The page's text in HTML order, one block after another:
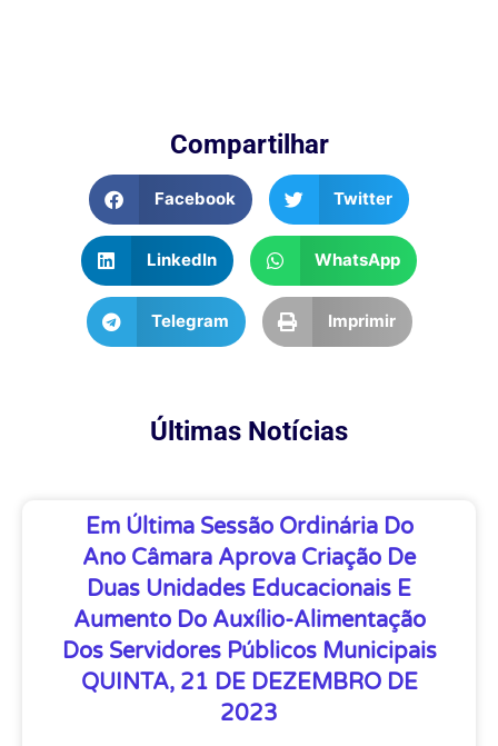
Compartilhar
Facebook Twitter
LinkedIn WhatsApp
Telegram Imprimir
Últimas Notícias
Em Última Sessão Ordinária Do
Ano Câmara Aprova Criação De
Duas Unidades Educacionais E
Aumento Do Auxílio-Alimentação
Dos Servidores Públicos Municipais
QUINTA, 21 DE DEZEMBRO DE
2023